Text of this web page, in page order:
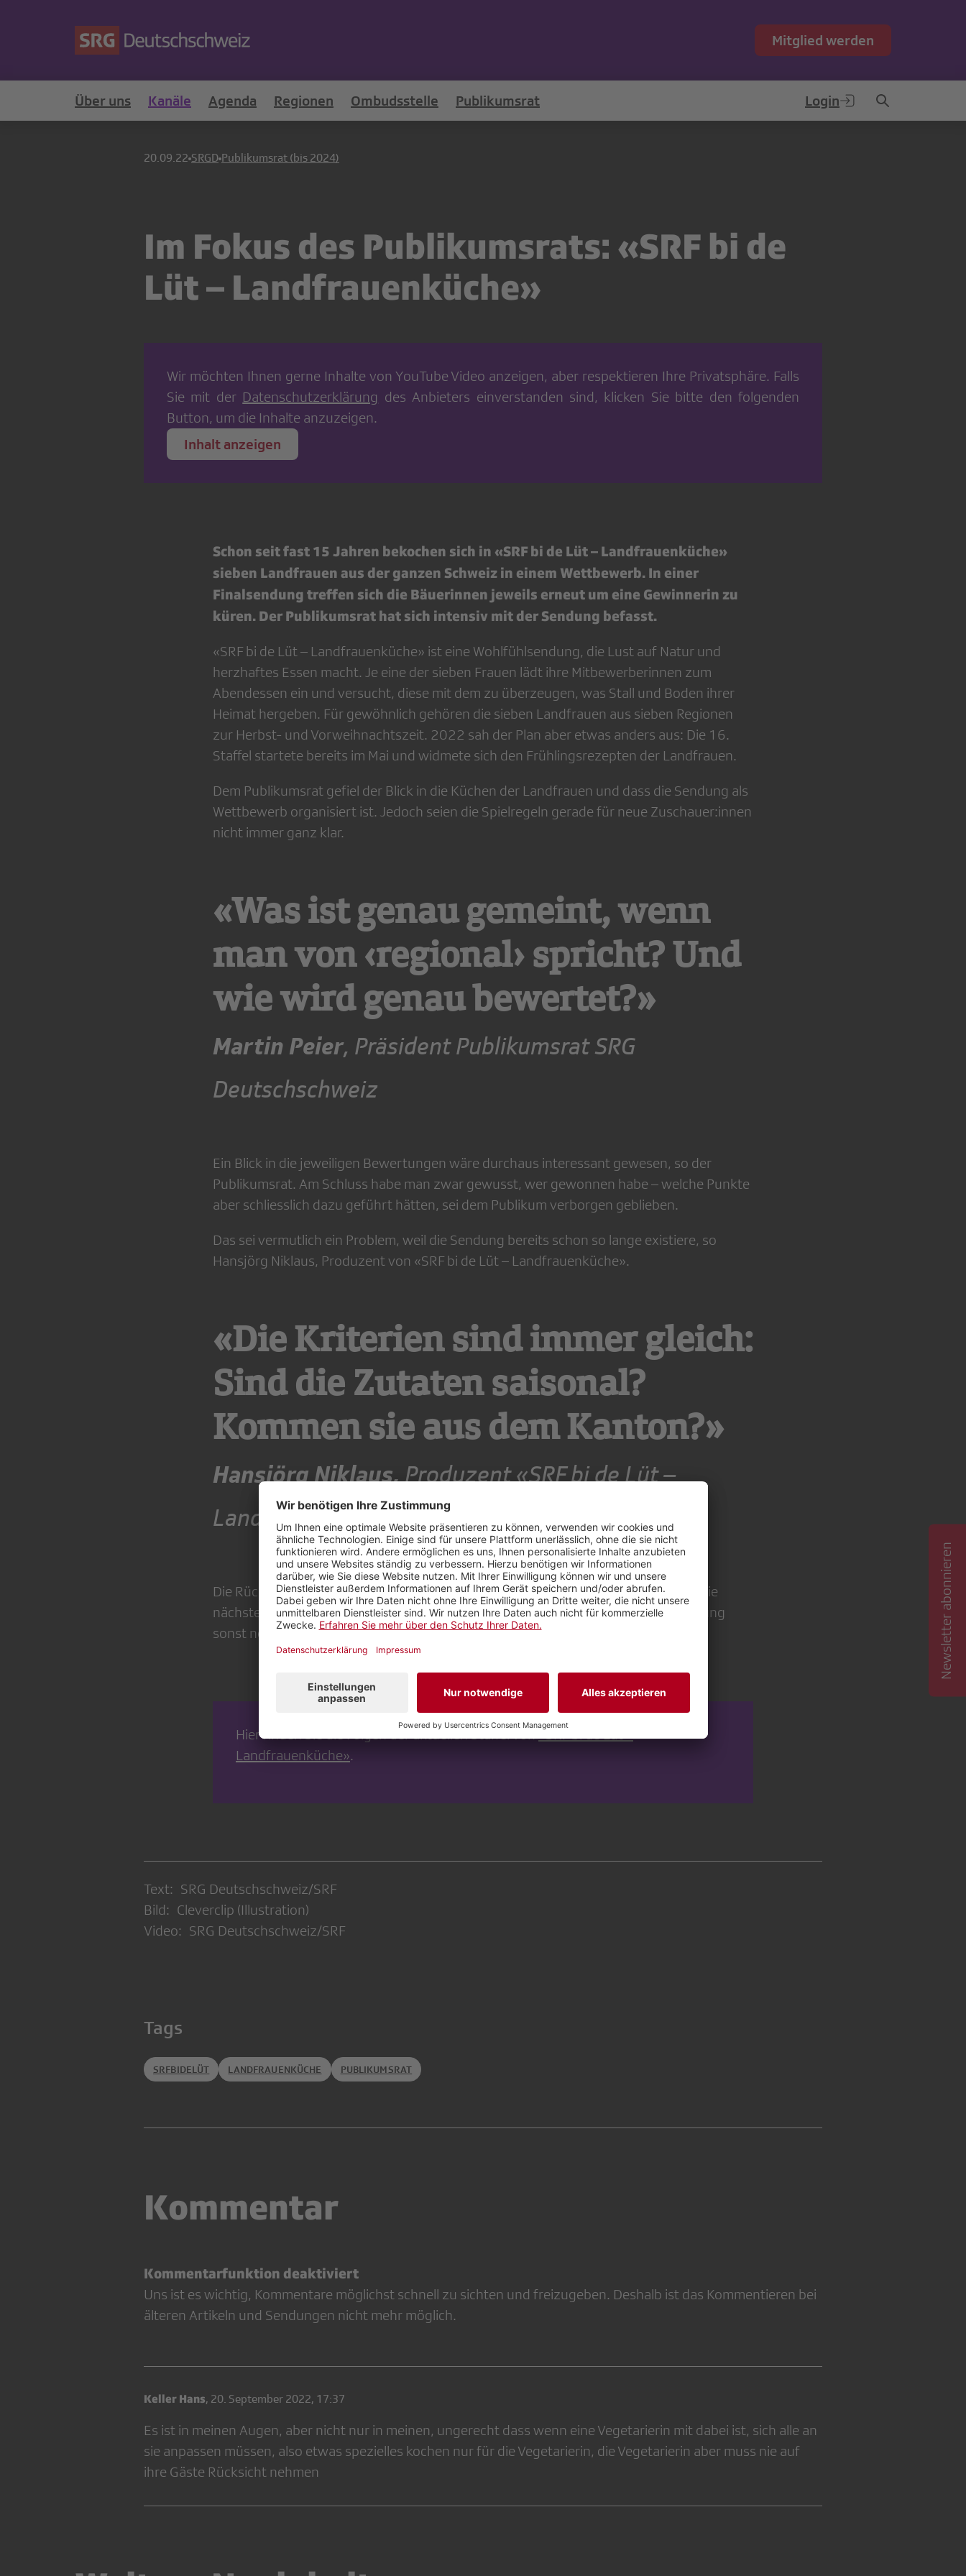
Mitglied werden
Über uns Kanäle Agenda Regionen Ombudsstelle Publikumsrat Login
20.09.22 SRGD Publikumsrat (bis 2024)
Im Fokus des Publikumsrats: «SRF bi de
Lüt – Landfrauenküche»
Wir möchten Ihnen gerne Inhalte von YouTube Video anzeigen, aber respektieren Ihre Privatsphäre. Falls
Sie mit der Datenschutzerklärung des Anbieters einverstanden sind, klicken Sie bitte den folgenden
Button, um die Inhalte anzuzeigen.
Inhalt anzeigen
Schon seit fast 15 Jahren bekochen sich in «SRF bi de Lüt – Landfrauenküche»
sieben Landfrauen aus der ganzen Schweiz in einem Wettbewerb. In einer
Finalsendung treffen sich die Bäuerinnen jeweils erneut um eine Gewinnerin zu
küren. Der Publikumsrat hat sich intensiv mit der Sendung befasst.
«SRF bi de Lüt – Landfrauenküche» ist eine Wohlfühlsendung, die Lust auf Natur und
herzhaftes Essen macht. Je eine der sieben Frauen lädt ihre Mitbewerberinnen zum
Abendessen ein und versucht, diese mit dem zu überzeugen, was Stall und Boden ihrer
Heimat hergeben. Für gewöhnlich gehören die sieben Landfrauen aus sieben Regionen
zur Herbst- und Vorweihnachtszeit. 2022 sah der Plan aber etwas anders aus: Die 16.
Staffel startete bereits im Mai und widmete sich den Frühlingsrezepten der Landfrauen.
Dem Publikumsrat gefiel der Blick in die Küchen der Landfrauen und dass die Sendung als
Wettbewerb organisiert ist. Jedoch seien die Spielregeln gerade für neue Zuschauer:innen
nicht immer ganz klar.
«Was ist genau gemeint, wenn
man von ‹regional› spricht? Und
wie wird genau bewertet?»
Martin Peier, Präsident Publikumsrat SRG
Deutschschweiz
Ein Blick in die jeweiligen Bewertungen wäre durchaus interessant gewesen, so der
Publikumsrat. Am Schluss habe man zwar gewusst, wer gewonnen habe – welche Punkte
aber schliesslich dazu geführt hätten, sei dem Publikum verborgen geblieben.
Das sei vermutlich ein Problem, weil die Sendung bereits schon so lange existiere, so
Hansjörg Niklaus, Produzent von «SRF bi de Lüt – Landfrauenküche».
«Die Kriterien sind immer gleich:
Sind die Zutaten saisonal?
Kommen sie aus dem Kanton?»
Hansjörg Niklaus,Produzent «SRF bi de Lüt –
Landfrauenküche»
Die Rückmeldung sei jedoch wichtig:«Wir nehmen das gerne auf und lassen es in die
nächste Staffel einfliessen», so Niklaus. Was dem Publikumsrat in seiner Beobachtung
sonst noch aufgefallen ist, erfahren Sie im Video.
Hier finden Sie die Folgen der aktuellen Staffel von
«SRF bi de Lüt –
Landfrauenküche».
Text: SRG Deutschschweiz/SRF
Bild: Cleverclip (Illustration)
Video: SRG Deutschschweiz/SRF
Tags
SRFBIDELÜT LANDFRAUENKÜCHE PUBLIKUMSRAT
Kommentar
Kommentarfunktion deaktiviert
Uns ist es wichtig, Kommentare möglichst schnell zu sichten und freizugeben. Deshalb ist das Kommentieren bei
älteren Artikeln und Sendungen nicht mehr möglich.
Keller Hans, 20. September 2022, 17:37
Es ist in meinen Augen, aber nicht nur in meinen, ungerecht dass wenn eine Vegetarierin mit dabei ist, sich alle an
sie anpassen müssen, also etwas spezielles kochen nur für die Vegetarierin, die Vegetarierin aber muss nie auf
ihre Gäste Rücksicht nehmen
Newsletter abonnieren